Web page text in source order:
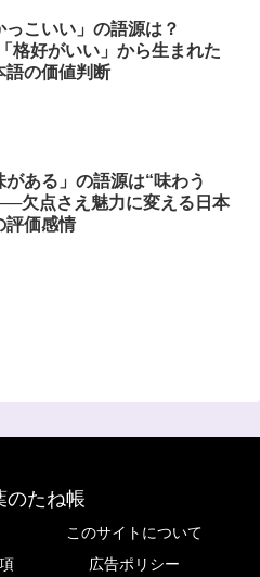
っこいい」の語源は？
格好がいい」から生まれた
語の価値判断
がある」の語源は“味わう
欠点さえ魅力に変える日本
評価感情
のたね帳
このサイトについて
広告ポリシー